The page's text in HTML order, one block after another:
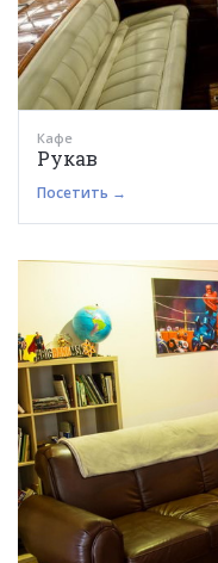
Кафе
Рукав
Посетить →